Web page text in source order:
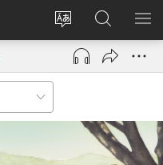
Changer
langue
Se
connecter
(ouvre
nouvelle
sur
JW.ORG